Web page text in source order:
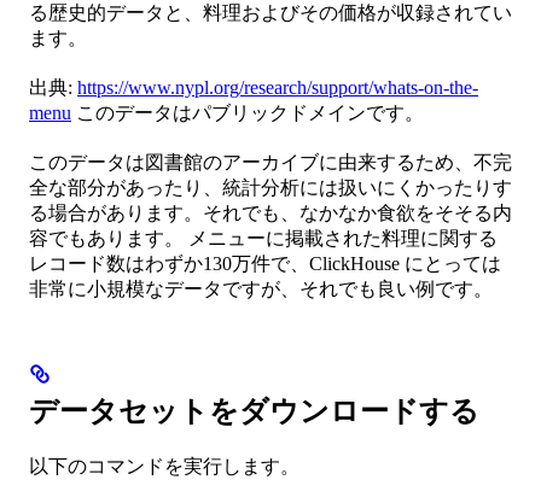
る歴史的データと、料理およびその価格が収録されてい
ます。
出典: https://www.nypl.org/research/support/whats-on-the-
menu このデータはパブリックドメインです。
このデータは図書館のアーカイブに由来するため、不完
全な部分があったり、統計分析には扱いにくかったりす
る場合があります。それでも、なかなか食欲をそそる内
容でもあります。 メニューに掲載された料理に関する
レコード数はわずか130万件で、ClickHouse にとっては
非常に小規模なデータですが、それでも良い例です。
データセットをダウンロードする
以下のコマンドを実行します。